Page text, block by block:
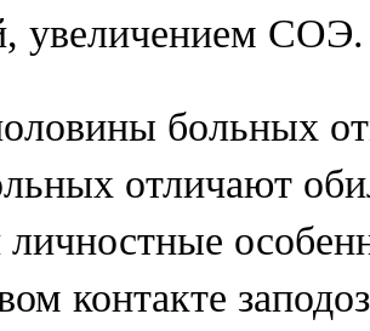
увеличением СОЭ.
больных
отличают
контакте